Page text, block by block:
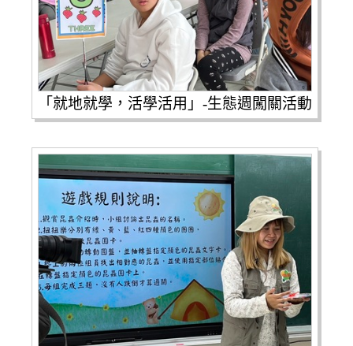
「就地就學，活學活用」-生態週闖關活動